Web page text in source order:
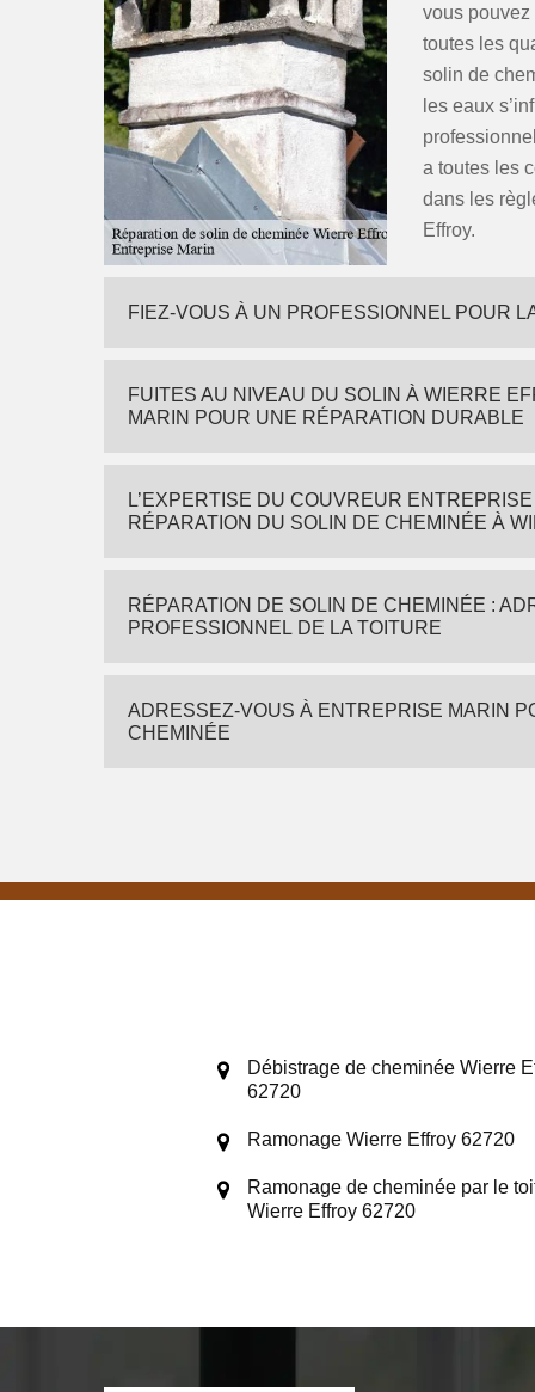
vous pouvez
toutes les
solin de
les eaux
a toutes les
dans les
Effroy.
FIEZ-VOUS À UN PROFESSIONNEL POUR
FUITES AU NIVEAU DU SOLIN À WIERRE
MARIN POUR UNE RÉPARATION DURABLE
L’EXPERTISE DU COUVREUR
RÉPARATION DU SOLIN DE CHEMINÉE À
RÉPARATION DE SOLIN DE CHEMINÉE :
PROFESSIONNEL DE LA TOITURE
ADRESSEZ-VOUS À ENTREPRISE MARIN
CHEMINÉE
Débistrage de cheminée Wierre
62720
Ramonage Wierre Effroy 62720
Ramonage de cheminée par le
Wierre Effroy 62720